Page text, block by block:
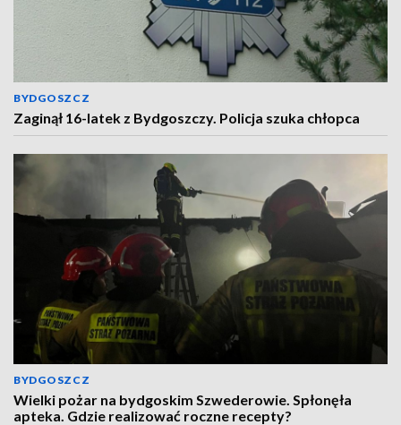
BYDGOSZCZ
Zaginął 16-latek z Bydgoszczy. Policja szuka chłopca
BYDGOSZCZ
Wielki pożar na bydgoskim Szwederowie. Spłonęła
apteka. Gdzie realizować roczne recepty?